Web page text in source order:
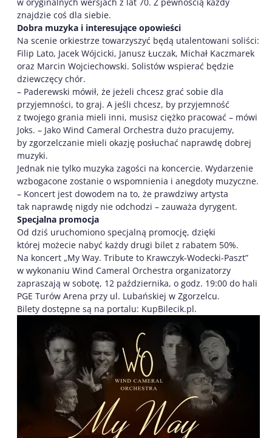
znajdzie coś dla siebie.
Dobra muzyka i interesujące opowieści
Na scenie orkiestrze towarzyszyć będą utalentowani soliści:
Filip Lato, Jacek Wójcicki, Janusz Łuczak, Michał Kaczmarek
oraz Marcin Wojciechowski. Solistów wspierać będzie
dziewczęcy chór.
– Paderewski mówił, że jeżeli chcesz grać sobie dla
przyjemności, to graj. A jeśli chcesz, by przyjemność
z twojego grania mieli inni, musisz ciężko pracować – mówi
Joks. – Jako Wind Cameral Orchestra dużo pracujemy,
by zgorzelczanie mieli okazję posłuchać naprawdę dobrej
muzyki.
Jednak nie tylko muzyka zagości na koncercie. Wydarzenie
wzbogacone zostanie o wspomnienia i anegdoty muzyczne.
– Koncert jest dowodem na to, że prawdziwy artysta
tak naprawdę nigdy nie odchodzi – zauważa dyrygent.
Specjalna promocja
Od dziś uruchomiono specjalną promocję, dzięki
której możecie nabyć każdy drugi bilet z rabatem 50%.
Na koncert „My Way. Tribute to Krawczyk-Wodecki-Paszt”
w wykonaniu Wind Cameral Orchestra organizatorzy
zapraszają w sobotę, 12 października, o godz. 19:00 do hali
PGE Turów Arena przy ul. Lubańskiej w Zgorzelcu.
Bilety dostępne są na portalu: KupBilecik.pl.